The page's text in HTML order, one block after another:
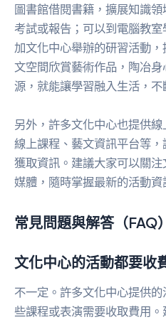
圖書館借閱書籍，擴展知識
考試或報告；可以到電腦教
加文化中心舉辦的研習活動
文空間欣賞藝術作品，陶冶
源，就能讓學習融入生活，不
另外，許多文化中心也提供
線上課程、藝文資訊平台等
獲取資訊。建議大家可以關
媒體，隨時掌握最新的活動資
常見問題與解答（FAQ）
文化中心的活動都要收
不一定。許多文化中心提供
些課程或表演需要收取費用